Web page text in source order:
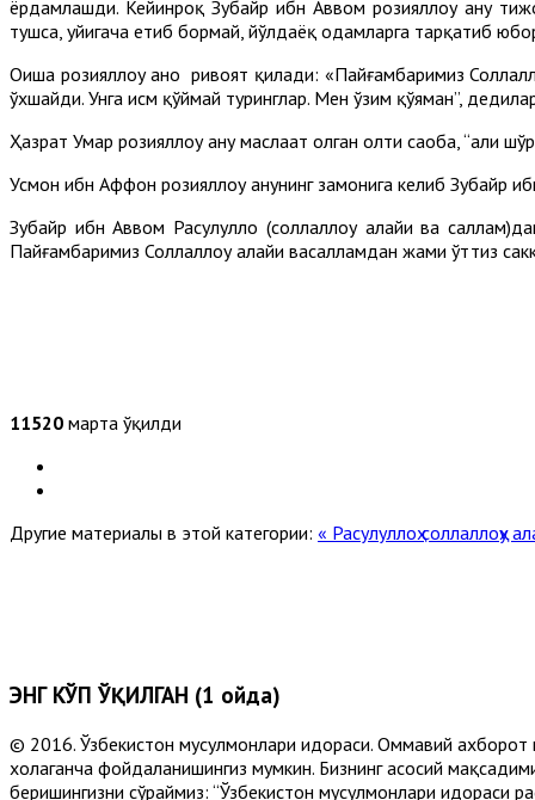
ёрдамлашди. Кейинроқ Зубайр ибн Аввом розияллоҳу анҳу
тушса, уйигача етиб бормай, йўлдаёқ одамларга тарқатиб
Оиша розияллоҳу анҳо ривоят қилади: «Пайғамбаримиз
ўхшайди. Унга исм қўймай туринглар. Мен ўзим қўяман”,
Ҳазрат Умар розияллоҳу анҳу маслаҳат олган олти саҳоба, “аҳли
Усмон ибн Аффон розияллоҳу анҳунинг замонига келиб Зубайр
Зубайр ибн Аввом Расулуллоҳ (соллаллоҳу алайҳи ва
Пайғамбаримиз Соллаллоҳу алайҳи васалламдан жами ўттиз
11520 марта ўқилди
Другие материалы в этой категории: « Расулуллоҳ соллаллоҳу
ЭНГ КЎП ЎҚИЛГАН (1 ойда)
© 2016. Ўзбекистон мусулмонлари идораси. Оммавий ахборот
хоҳлаганча фойдаланишингиз мумкин. Бизнинг асосий
беришингизни сўраймиз: “Ўзбекистон мусулмонлари идораси